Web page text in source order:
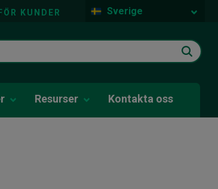
KUNDER Sverige
Resurser Kontakta oss